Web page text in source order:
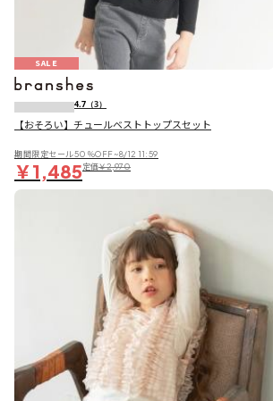
SALE
4.7 （3）
【おそろい】チュールベストトップスセット
期間限定セール50％OFF~8/12 11:59
￥1,485定価￥2,970